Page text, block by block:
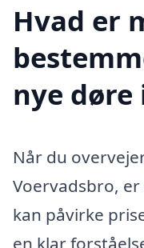
Hvad er
nye døre
Når du
Voervadsbro,
kan påvirke
en klar